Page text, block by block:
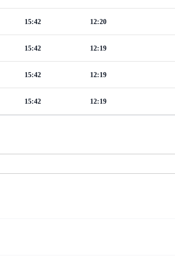
12:20
15:42
12:19
15:42
12:19
15:42
12:19
15:42